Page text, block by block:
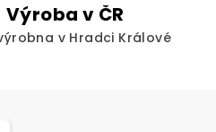
Výroba v ČR
v Hradci Králové